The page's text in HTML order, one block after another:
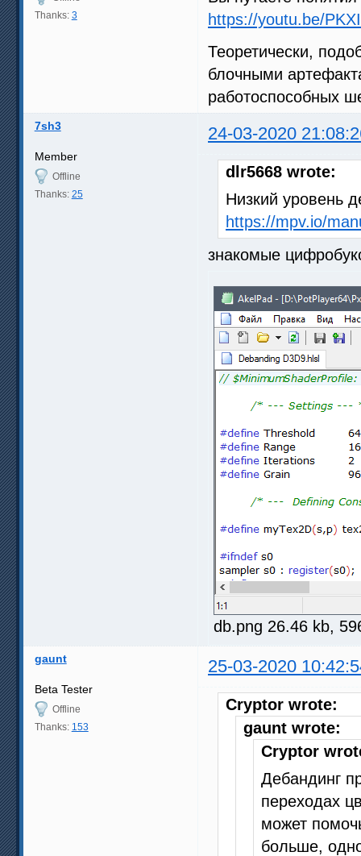
Thanks: 3
https://youtu.be/
Теоретически,
блочными
работоспособных
7sh3 24-03-2020
Member
Offline
Thanks: 25
dlr5668 wrote:
Низкий уровень
https://mpv.io/
знакомые
db.png 26.46 kb,
gaunt 25-03-2020
Beta Tester
Offline
Thanks: 153
Cryptor wrote:
gaunt wrote:
Cryptor
Дебандинг
переходах
может
больше,